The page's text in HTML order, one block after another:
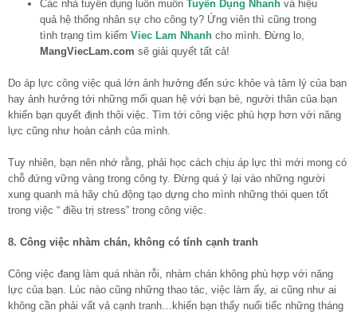
Các nhà tuyển dụng luôn muốn Tuyển Dụng Nhanh và hiệu
quả hệ thống nhân sự cho công ty? Ứng viên thì cũng trong
tình trạng tìm kiếm Viec Lam Nhanh cho mình. Đừng lo,
MangViecLam.com sẽ giải quyết tất cả!
Do áp lực công việc quá lớn ảnh hưởng đến sức khỏe và tâm lý của bạn
hay ảnh hưởng tới những mối quan hệ với bạn bè, người thân của bạn
khiến bạn quyết định thôi việc. Tìm tới công việc phù hợp hơn với năng
lực cũng như hoàn cảnh của mình.
Tuy nhiên, bạn nên nhớ rằng, phải học cách chịu áp lực thì mới mong có
chỗ đứng vững vàng trong công ty. Đừng quá ỷ lại vào những người
xung quanh mà hãy chủ động tạo dựng cho mình những thói quen tốt
trong việc “ điều trị stress” trong công việc.
8. Công việc nhàm chán, không có tính cạnh tranh
Công việc đang làm quá nhàn rỗi, nhàm chán không phù hợp với năng
lực của bạn. Lúc nào cũng những thao tác, việc làm ấy, ai cũng như ai
không cần phải vất vả cạnh tranh…khiến bạn thấy nuối tiếc những tháng